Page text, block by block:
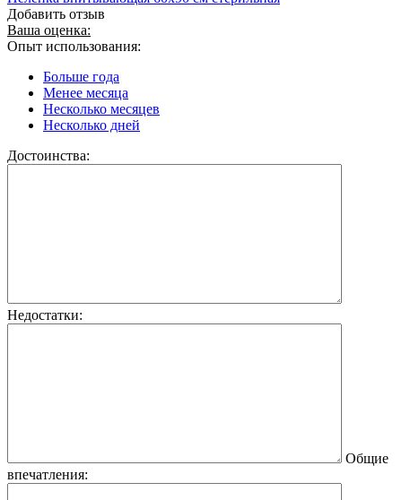
Добавить отзыв
Ваша оценка:
Опыт использования:
Больше года
Менее месяца
Несколько месяцев
Несколько дней
Достоинства:
Недостатки:
Общие
впечатления: